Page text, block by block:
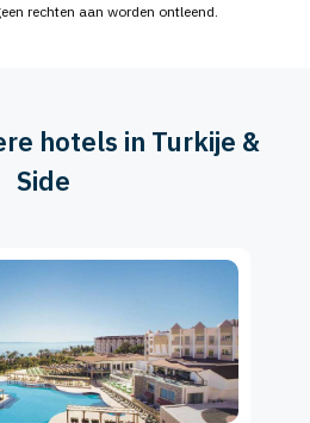
rechten aan worden ontleend.
hotels in Turkije &
Side